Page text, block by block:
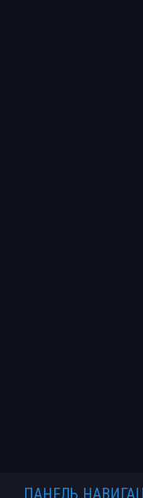
ПАНЕЛЬ